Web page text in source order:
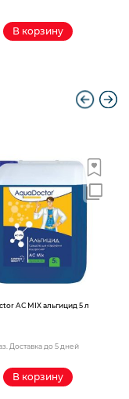
В корзину
AС MIX альгицид 5 л
Доставка до 5 дней
В корзину